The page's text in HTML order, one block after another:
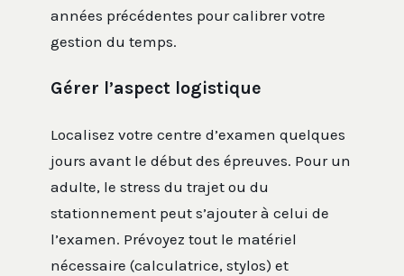
années précédentes pour calibrer votre
gestion du temps.
Gérer l’aspect logistique
Localisez votre centre d’examen quelques
jours avant le début des épreuves. Pour un
adulte, le stress du trajet ou du
stationnement peut s’ajouter à celui de
l’examen. Prévoyez tout le matériel
nécessaire (calculatrice, stylos) et